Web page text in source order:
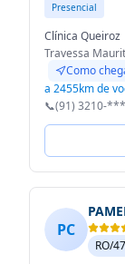
Presencial
Clínica Queiroz
Travessa
Como
a 2455km de
📞(91) 3210-
PC
RO/